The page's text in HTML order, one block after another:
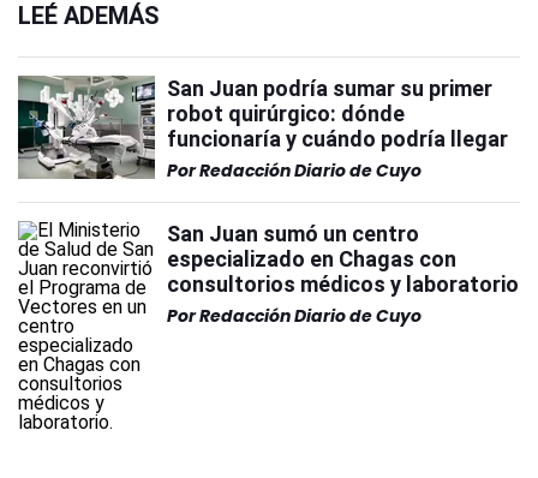
LEÉ ADEMÁS
San Juan podría sumar su primer
robot quirúrgico: dónde
funcionaría y cuándo podría llegar
PorRedacción Diario de Cuyo
San Juan sumó un centro
especializado en Chagas con
consultorios médicos y laboratorio
PorRedacción Diario de Cuyo